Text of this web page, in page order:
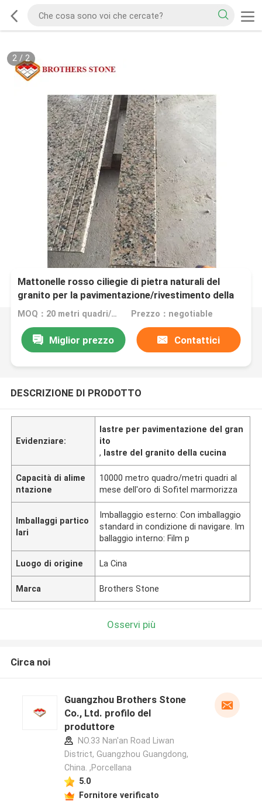
2/2
Mattonelle rosso ciliegie di pietra naturali del
granito per la pavimentazione/rivestimento della
parete
MOQ：20 metri quadri/quadrato Prezzo：negotiable
Miglior prezzo Contattici
DESCRIZIONE DI PRODOTTO
Evidenziare:
lastre per pavimentazione del gran
ito
, lastre del granito della cucina
Capacità di alime
ntazione
10000 metro quadro/metri quadri al
mese dell'oro di Sofitel marmorizza
Imballaggi partico
lari
Imballaggio esterno: Con imballaggio
standard in condizione di navigare. Im
ballaggio interno: Film p
Luogo di origine La Cina
Marca Brothers Stone
Osservi più
Circa noi
Guangzhou Brothers Stone
Co., Ltd. profilo del
produttore
NO.33 Nan'an Road Liwan
District, Guangzhou Guangdong,
China. ,Porcellana
5.0
Fornitore verificato